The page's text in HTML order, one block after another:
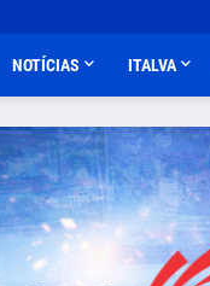
NOTÍCIAS ITALVA